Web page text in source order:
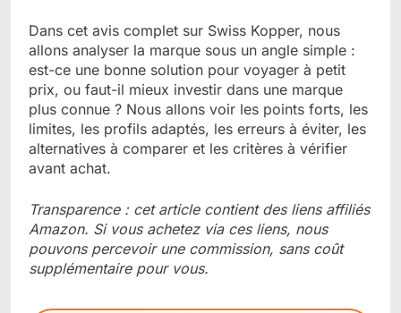
Dans cet avis complet sur Swiss Kopper, nous
allons analyser la marque sous un angle simple :
est-ce une bonne solution pour voyager à petit
prix, ou faut-il mieux investir dans une marque
plus connue ? Nous allons voir les points forts, les
limites, les profils adaptés, les erreurs à éviter, les
alternatives à comparer et les critères à vérifier
avant achat.
Transparence : cet article contient des liens affiliés
Amazon. Si vous achetez via ces liens, nous
pouvons percevoir une commission, sans coût
supplémentaire pour vous.